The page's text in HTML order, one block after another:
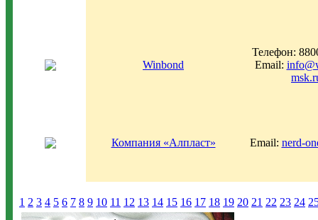
Winbond
Телефон:
Email:
Компания «Алпласт» Email: nerd-
1 2 3 4 5 6 7 8 9 10 11 12 13 14 15 16 17 18 19 20 21 22 23 24